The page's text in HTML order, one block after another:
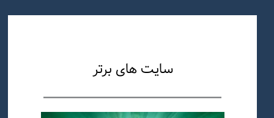
سایت های برتر